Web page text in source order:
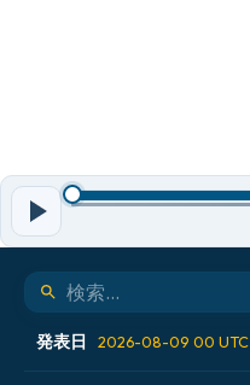
発表日 2026-08-09 00 UTC